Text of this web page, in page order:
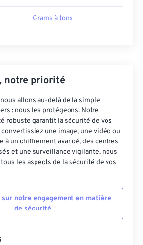
Grams à tons
notre priorité
allons au-delà de la simple
: nous les protégeons. Notre
robuste garantit la sécurité de vos
une image, une vidéo ou
à un chiffrement avancé, des centres
et une surveillance vigilante, nous
les aspects de la sécurité de vos
sur notre engagement en matière
de sécurité